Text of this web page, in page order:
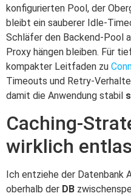
konfigurierten Pool, der
bleibt ein sauberer Idle-
Schläfer den Backend-Pool
Proxy hängen bleiben. Für
kompakter Leitfaden zu
Timeouts und Retry-
damit die Anwendung stabil
Caching-
wirklich
Ich entziehe der Datenbank
oberhalb der DB